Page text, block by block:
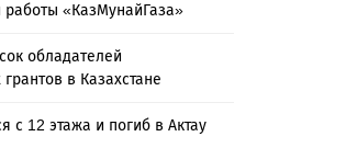
работы «КазМунайГаза»
обладателей
в Казахстане
с 12 этажа и погиб в Актау